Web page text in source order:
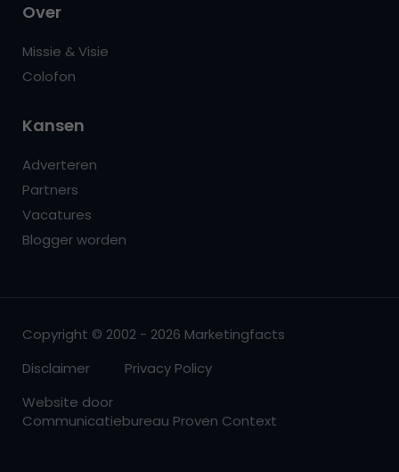
Over
Missie & Visie
Colofon
Kansen
Adverteren
Partners
Vacatures
Blogger worden
Copyright © 2002 - 2026 Marketingfacts
Disclaimer
Privacy Policy
Website door
Communicatiebureau Proven Context